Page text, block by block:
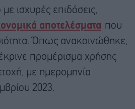
ισχυρές επιδόσεις,
αποτελέσματα που
Όπως ανακοινώθηκε,
προμέρισμα χρήσης
με ημερομηνία
2023.